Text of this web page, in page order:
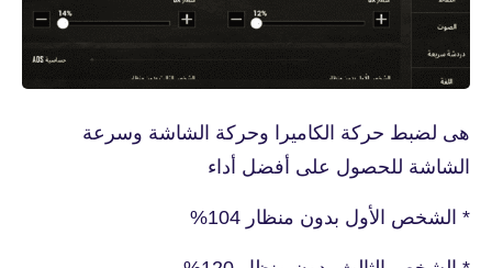
هى لضبط حركة الكاميرا وحركة الشاشة وسرعة
الشاشة للحصول على أفضل أداء
* الشخص الأول بدون منظار 104%